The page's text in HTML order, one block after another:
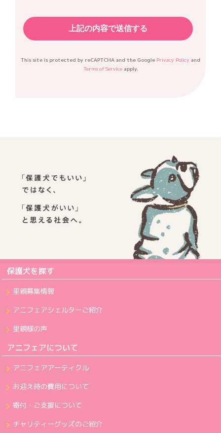
This site is protected by reCAPTCHA and the Google Privacy Policy and
Terms of Serviceapply.
保護犬を探す
里親募集情報
アニフェアシェルターご紹介
里親様の声
アニフェアについて
アニフェアアーティクル
お迎え時の費用について
寄付・ご支援について
チャリティーグッズのご紹介